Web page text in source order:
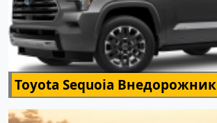
Toyota Sequoia Внедорожник